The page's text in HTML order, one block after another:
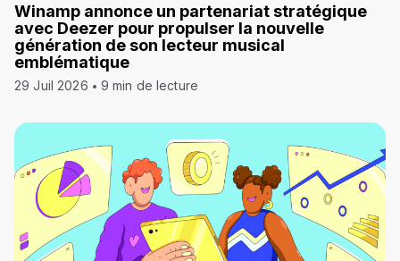
Winamp annonce un partenariat stratégique
avec Deezer pour propulser la nouvelle
génération de son lecteur musical
emblématique
29 Juil 2026 9 min de lecture